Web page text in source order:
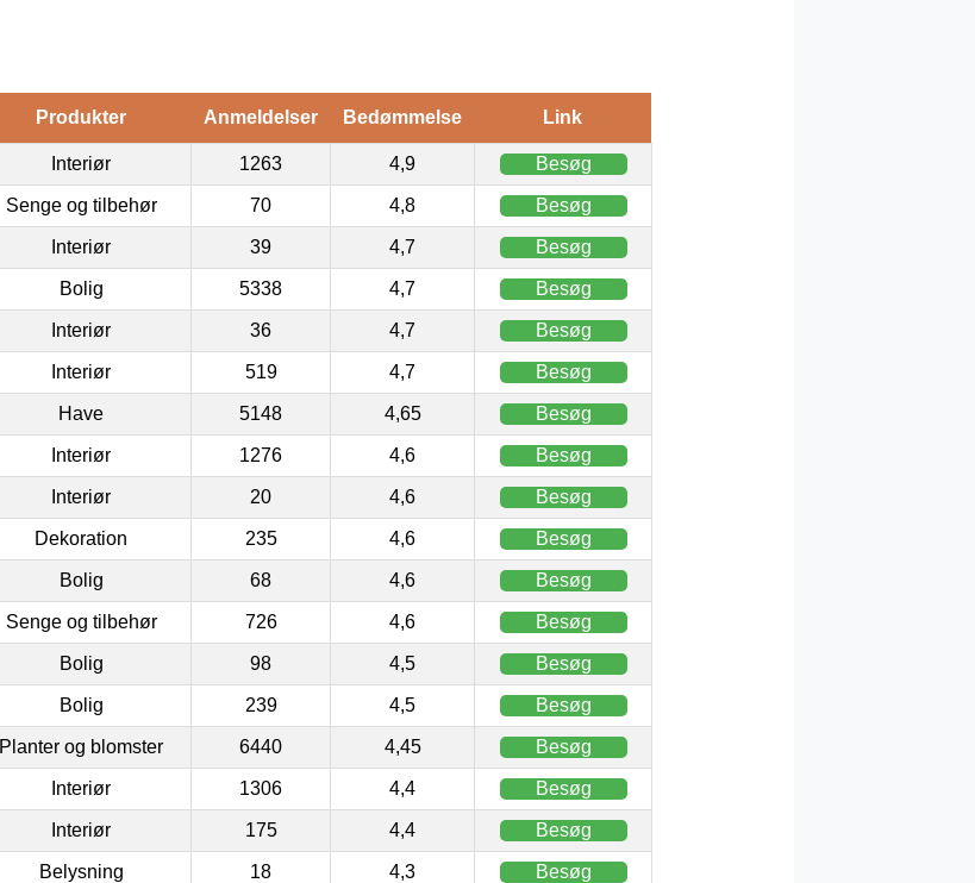
Produkter Anmeldelser Bedømmelse Link
Interiør 1263 4,9 Besøg
Senge og tilbehør 70 4,8 Besøg
Interiør 39 4,7 Besøg
Bolig 5338 4,7 Besøg
Interiør 36 4,7 Besøg
Interiør 519 4,7 Besøg
Have 5148 4,65 Besøg
Interiør 1276 4,6 Besøg
Interiør 20 4,6 Besøg
Dekoration 235 4,6 Besøg
Bolig 68 4,6 Besøg
Senge og tilbehør 726 4,6 Besøg
Bolig 98 4,5 Besøg
Bolig 239 4,5 Besøg
Planter og blomster 6440 4,45 Besøg
Interiør 1306 4,4 Besøg
Interiør 175 4,4 Besøg
Belysning 18 4,3 Besøg